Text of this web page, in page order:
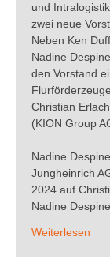
und
zwei neue
Neben Ken
Nadine
den Vorstand
Christian
(KION Group
Nadine
Jungheinrich
2024 auf
Nadine
Weiterlesen